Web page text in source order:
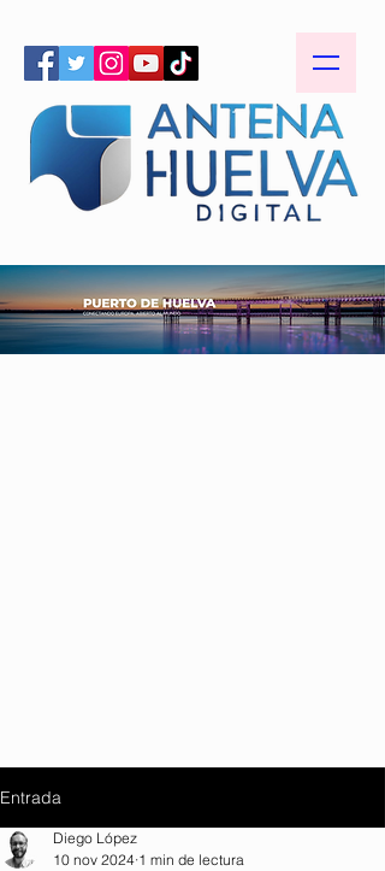
Entrada
Diego López
10 nov 2024 1 min de lectura